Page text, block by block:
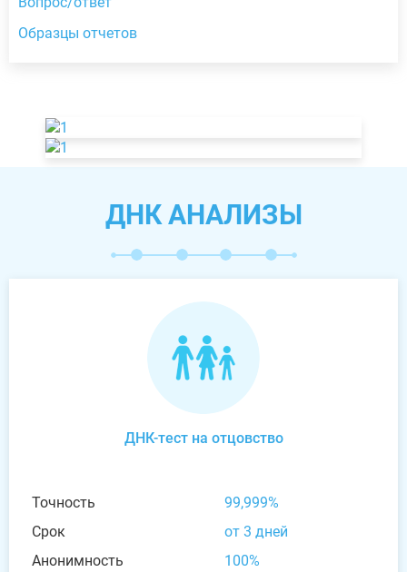
Образцы отчетов
ДНК АНАЛИЗЫ
ДНК-тест на отцовство
Точность
99,999%
Срок
от 3 дней
Анонимность
100%